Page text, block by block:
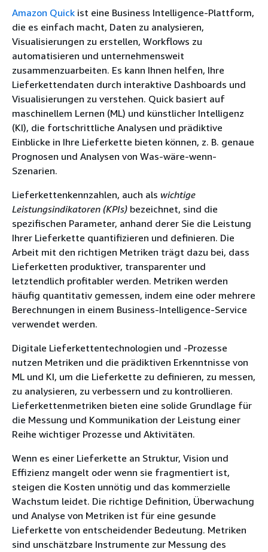
Amazon Quick ist eine Business Intelligence-Plattform,
die es einfach macht, Daten zu analysieren,
Visualisierungen zu erstellen, Workflows zu
automatisieren und unternehmensweit
zusammenzuarbeiten. Es kann Ihnen helfen, Ihre
Lieferkettendaten durch interaktive Dashboards und
Visualisierungen zu verstehen. Quick basiert auf
maschinellem Lernen (ML) und künstlicher Intelligenz
(KI), die fortschrittliche Analysen und prädiktive
Einblicke in Ihre Lieferkette bieten können, z. B. genaue
Prognosen und Analysen von Was-wäre-wenn-
Szenarien.
Lieferkettenkennzahlen, auch als wichtige
Leistungsindikatoren (KPIs) bezeichnet, sind die
spezifischen Parameter, anhand derer Sie die Leistung
Ihrer Lieferkette quantifizieren und definieren. Die
Arbeit mit den richtigen Metriken trägt dazu bei, dass
Lieferketten produktiver, transparenter und
letztendlich profitabler werden. Metriken werden
häufig quantitativ gemessen, indem eine oder mehrere
Berechnungen in einem Business-Intelligence-Service
verwendet werden.
Digitale Lieferkettentechnologien und -Prozesse
nutzen Metriken und die prädiktiven Erkenntnisse von
ML und KI, um die Lieferkette zu definieren, zu messen,
zu analysieren, zu verbessern und zu kontrollieren.
Lieferkettenmetriken bieten eine solide Grundlage für
die Messung und Kommunikation der Leistung einer
Reihe wichtiger Prozesse und Aktivitäten.
Wenn es einer Lieferkette an Struktur, Vision und
Effizienz mangelt oder wenn sie fragmentiert ist,
steigen die Kosten unnötig und das kommerzielle
Wachstum leidet. Die richtige Definition, Überwachung
und Analyse von Metriken ist für eine gesunde
Lieferkette von entscheidender Bedeutung. Metriken
sind unschätzbare Instrumente zur Messung des